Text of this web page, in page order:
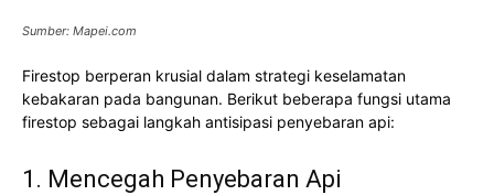
Sumber: Mapei.com
Firestop berperan krusial dalam strategi keselamatan
kebakaran pada bangunan. Berikut beberapa fungsi utama
firestop sebagai langkah antisipasi penyebaran api:
1. Mencegah Penyebaran Api